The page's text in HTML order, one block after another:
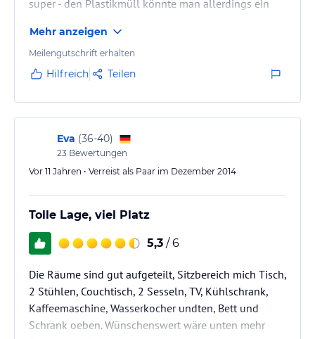
super - den Plastikmüll könnte man allerdings ein
Kleine Sauna im Garten, aber für die Größe des
Hotels vollkommend ausreichend. Nette Dachterrasse
an den Zimmern. Sehr zu empfehlen.
Mehr anzeigen
Meilengutschrift erhalten
Hilfreich Teilen
Eva (36-40)
23 Bewertungen
Vor 11 Jahren • Verreist als Paar im Dezember 2014
Tolle Lage, viel Platz
5,3 / 6
Die Räume sind gut aufgeteilt, Sitzbereich mich Tisch,
2 Stühlen, Couchtisch, 2 Sesseln, TV, Kühlschrank,
Kaffeemaschine, Wasserkocher undten, Bett und
Schrank oeben. Wünschenswert wäre unten mehr